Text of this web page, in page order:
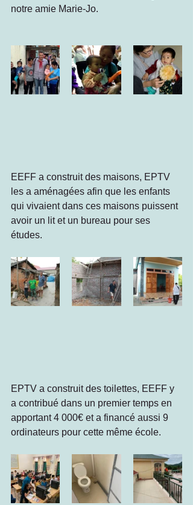
notre amie Marie-Jo.
EEFF a construit des maisons, EPTV
les a aménagées afin que les enfants
qui vivaient dans ces maisons puissent
avoir un lit et un bureau pour ses
études.
EPTV a construit des toilettes, EEFF y
a contribué dans un premier temps en
apportant 4 000€ et a financé aussi 9
ordinateurs pour cette même école.